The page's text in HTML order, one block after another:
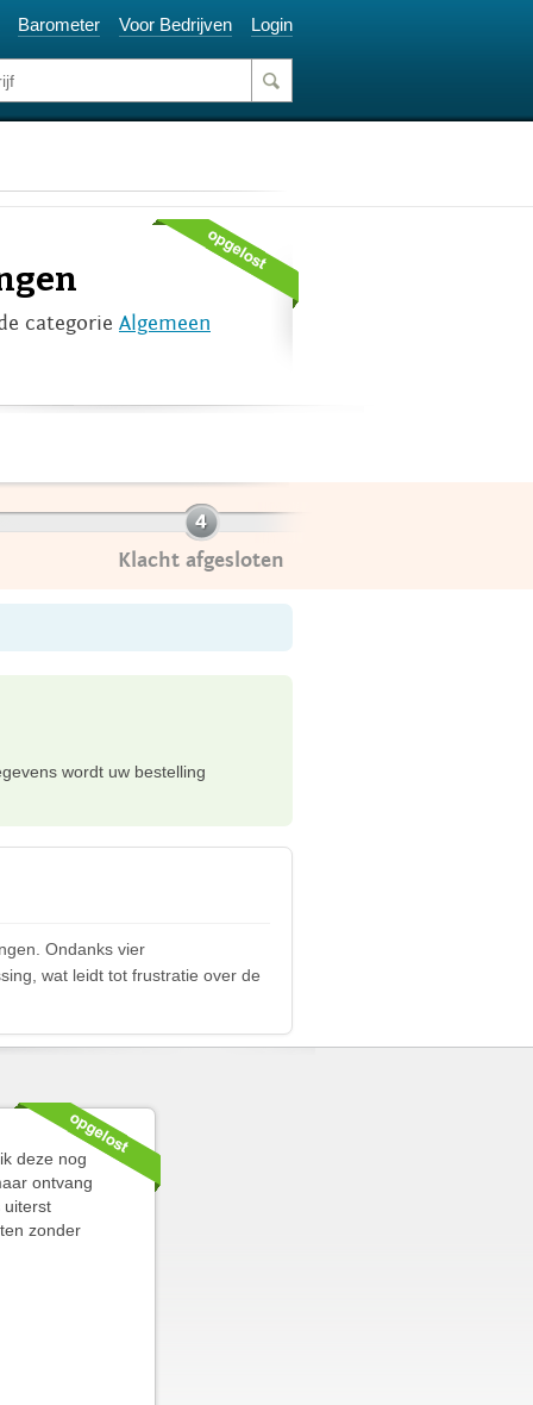
Barometer Voor Bedrijven Login
categorie Algemeen
Klacht afgesloten
wordt uw bestelling
Ondanks vier
wat leidt tot frustratie over de
deze nog
ontvang
uiterst
zonder